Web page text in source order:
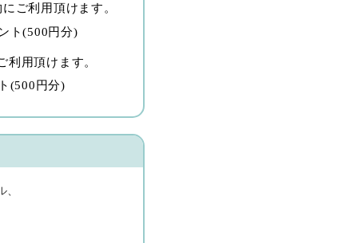
ご利用頂けます。
ト(500円分)
用頂けます。
(500円分)